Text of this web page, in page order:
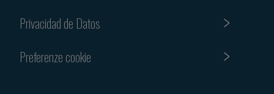
Privacidad de Datos
Preferenze cookie